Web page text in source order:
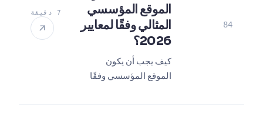
84
الموقع المؤسسي
المثالي وفقًا لمعايير
2026؟
كيف يجب أن يكون
الموقع المؤسسي وفقًا
7 دقيقة